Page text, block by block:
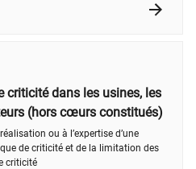
criticité dans les usines, les
(hors cœurs constitués)
ou à l’expertise d’une
de criticité et de la limitation des
criticité